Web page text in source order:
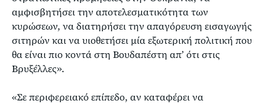
αμφισβητήσει την αποτελεσματικότητα των
κυρώσεων, να διατηρήσει την απαγόρευση εισαγωγής
σιτηρών και να υιοθετήσει μία εξωτερική πολιτική που
θα είναι πιο κοντά στη Βουδαπέστη απ’ ότι στις
Βρυξέλλες».
«Σε περιφερειακό επίπεδο, αν καταφέρει να